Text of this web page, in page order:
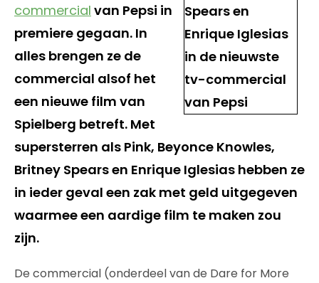
commercial van Pepsi in
premiere gegaan. In
alles brengen ze de
commercial alsof het
een nieuwe film van
Spielberg betreft. Met
supersterren als Pink, Beyonce Knowles,
Britney Spears en Enrique Iglesias hebben ze
in ieder geval een zak met geld uitgegeven
waarmee een aardige film te maken zou
zijn.
De commercial (onderdeel van de Dare for More